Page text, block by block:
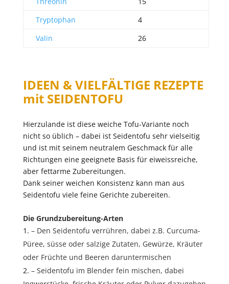
Tryptophan
4
Valin
26
IDEEN & VIELFÄLTIGE REZEPTE
mit SEIDENTOFU
Hierzulande ist diese weiche Tofu-Variante noch
nicht so üblich – dabei ist Seidentofu sehr vielseitig
und ist mit seinem neutralem Geschmack für alle
Richtungen eine geeignete Basis für eiweissreiche,
aber fettarme Zubereitungen.
Dank seiner weichen Konsistenz kann man aus
Seidentofu viele feine Gerichte zubereiten.
Die Grundzubereitung-Arten
– Den Seidentofu verrühren, dabei z.B. Curcuma-
Püree, süsse oder salzige Zutaten, Gewürze, Kräuter
oder Früchte und Beeren daruntermischen
– Seidentofu im Blender fein mischen, dabei